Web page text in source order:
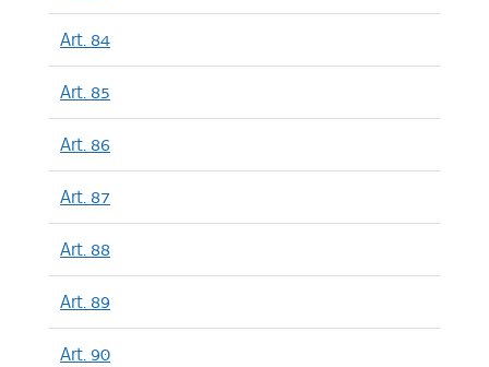
Art. 84
Art. 85
Art. 86
Art. 87
Art. 88
Art. 89
Art. 90